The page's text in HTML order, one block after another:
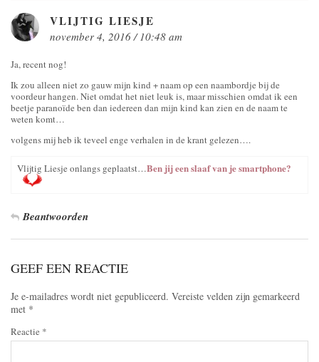
VLIJTIG LIESJE
november 4, 2016 / 10:48 am
Ja, recent nog!
Ik zou alleen niet zo gauw mijn kind + naam op een naambordje bij de
voordeur hangen. Niet omdat het niet leuk is, maar misschien omdat ik een
beetje paranoïde ben dan iedereen dan mijn kind kan zien en de naam te
weten komt…
volgens mij heb ik teveel enge verhalen in de krant gelezen….
Vlijtig Liesje onlangs geplaatst…Ben jij een slaaf van je smartphone?
Beantwoorden
GEEF EEN REACTIE
Je e-mailadres wordt niet gepubliceerd. Vereiste velden zijn gemarkeerd
met *
Reactie *